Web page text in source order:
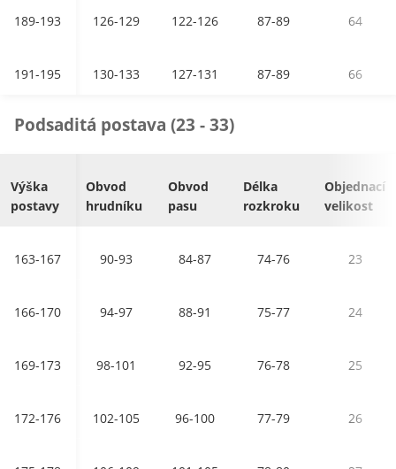
189-193 126-129 122-126 87-89 64
191-195 130-133 127-131 87-89 66
Podsaditá postava (23 - 33)
Výška
postavy
Obvod
hrudníku
Obvod
pasu
Délka
rozkroku
Objednací
velikost
163-167 90-93 84-87 74-76 23
166-170 94-97 88-91 75-77 24
169-173 98-101 92-95 76-78 25
172-176 102-105 96-100 77-79 26